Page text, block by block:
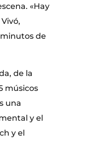
«Hay
de
de la
músicos
una
y el
y el